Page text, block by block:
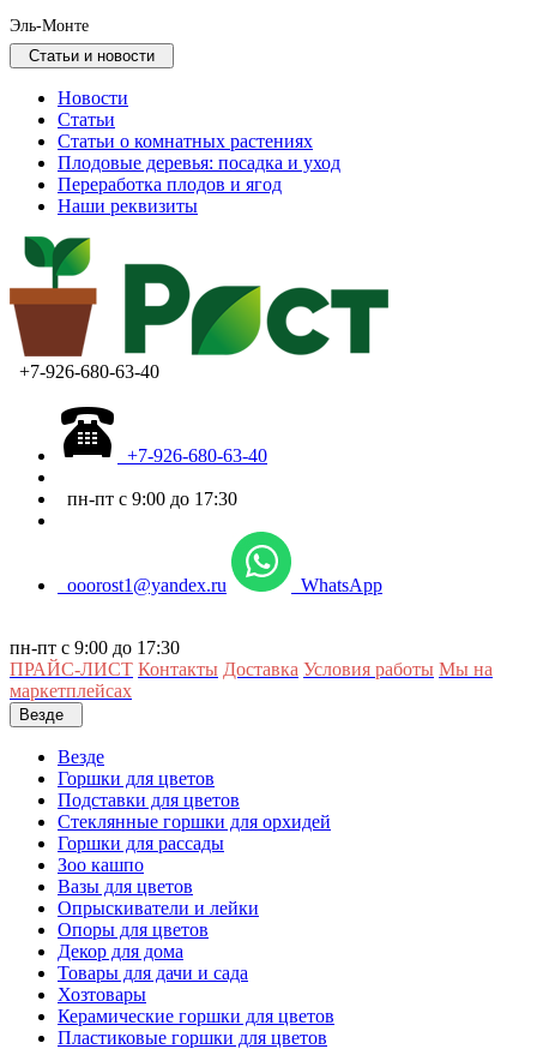
Эль-Монте
Статьи и новости
Новости
Статьи
Статьи о комнатных растениях
Плодовые деревья: посадка и уход
Переработка плодов и ягод
Наши реквизиты
+7-926-680-63-40
+7-926-680-63-40
пн-пт с 9:00 до 17:30
ooorost1@yandex.ru WhatsApp
пн-пт с 9:00 до 17:30
ПРАЙС-ЛИСТ Контакты Доставка Условия работы Мы на
маркетплейсах
Везде
Везде
Горшки для цветов
Подставки для цветов
Стеклянные горшки для орхидей
Горшки для рассады
Зоо кашпо
Вазы для цветов
Опрыскиватели и лейки
Опоры для цветов
Декор для дома
Товары для дачи и сада
Хозтовары
Керамические горшки для цветов
Пластиковые горшки для цветов